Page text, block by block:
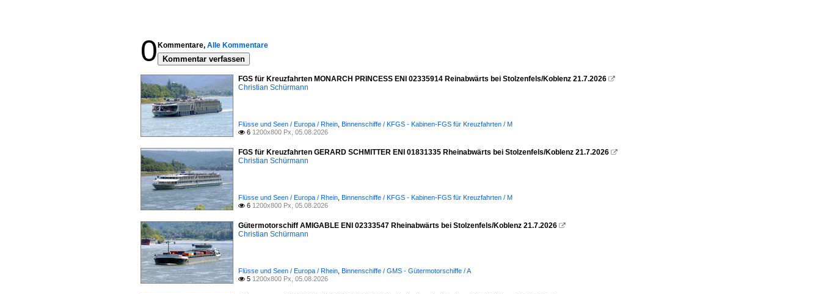
0 Kommentare, Alle Kommentare
Kommentar verfassen
FGS für Kreuzfahrten MONARCH PRINCESS ENI 02335914 Reinabwärts bei Stolzenfels/Koblenz 21.7.2026 
Christian Schürmann
Flüsse und Seen / Europa / Rhein Binnenschiffe / KFGS - Kabinen-FGS für Kreuzfahrten / M
 6 1200x800 Px, 05.08.2026
FGS für Kreuzfahrten GERARD SCHMITTER ENI 01831335 Rheinabwärts bei Stolzenfels/Koblenz 21.7.2026 
Christian Schürmann
Flüsse und Seen / Europa / Rhein Binnenschiffe / KFGS - Kabinen-FGS für Kreuzfahrten / M
 6 1200x800 Px, 05.08.2026
Gütermotorschiff AMIGABLE ENI 02333547 Rheinabwärts bei Stolzenfels/Koblenz 21.7.2026 
Christian Schürmann
Flüsse und Seen / Europa / Rhein Binnenschiffe / GMS - Gütermotorschiffe / A
 5 1200x800 Px, 05.08.2026